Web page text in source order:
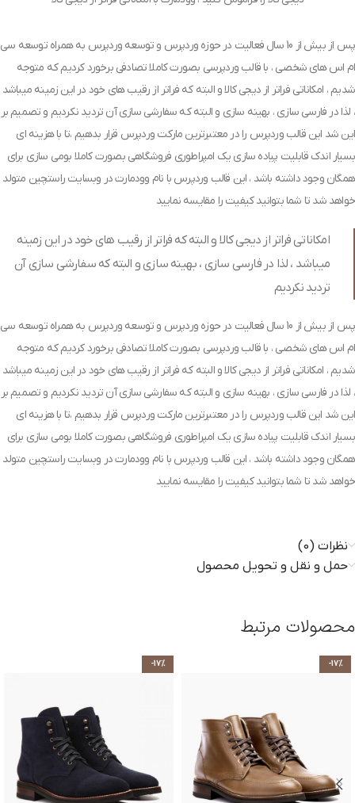
پس از بیش از 10 سال فعالیت در حوزه وردپرس و توسعه وردپرس به همراه توسعه سی
ام اس های شخصی ، با قالب وردپرسی بصورت کاملا تصادفی برخورد کردیم که متوجه
شدیم ، امکاناتی فراتر از دیجی کالا و البته که فراتر از رقیب های خود در این زمینه میباشد
، لذا در فارسی سازی ، بهینه سازی و البته که سفارشی سازی آن تردید نکردیم و تصمیم بر
این شد این قالب وردپرس را در معتبرترین مارکت وردپرس قرار بدهیم ،تا با هزینه ای
بسیار اندک قابلیت پیاده سازی یک امپراطوری فروشگاهی بصورت کاملا بومی سازی برای
همگان وجود داشته باشد ، این قالب وردپرس با نام وودمارت در وبسایت راستچین متولد
خواهد شد تا شما بتوانید کیفیت را مقایسه نمایید
امکاناتی فراتر از دیجی کالا و البته که فراتر از رقیب های خود در این زمینه
میباشد ، لذا در فارسی سازی ، بهینه سازی و البته که سفارشی سازی آن
تردید نکردیم
پس از بیش از 10 سال فعالیت در حوزه وردپرس و توسعه وردپرس به همراه توسعه سی
ام اس های شخصی ، با قالب وردپرسی بصورت کاملا تصادفی برخورد کردیم که متوجه
شدیم ، امکاناتی فراتر از دیجی کالا و البته که فراتر از رقیب های خود در این زمینه میباشد
، لذا در فارسی سازی ، بهینه سازی و البته که سفارشی سازی آن تردید نکردیم و تصمیم بر
این شد این قالب وردپرس را در معتبرترین مارکت وردپرس قرار بدهیم ،تا با هزینه ای
بسیار اندک قابلیت پیاده سازی یک امپراطوری فروشگاهی بصورت کاملا بومی سازی برای
همگان وجود داشته باشد ، این قالب وردپرس با نام وودمارت در وبسایت راستچین متولد
خواهد شد تا شما بتوانید کیفیت را مقایسه نمایید
نظرات (0)
حمل و نقل و تحویل محصول
محصولات مرتبط
-17%
-17%